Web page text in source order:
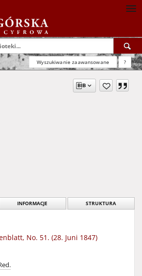
Wyszukiwanie zaawansowane ?
INFORMACJE STRUKTURA
No. 51. (28. Juni 1847)